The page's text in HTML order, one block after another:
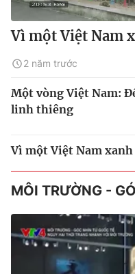
Vì một Việt Nam
2 năm trước
Một vòng Việt Nam:
linh thiêng
Vì một Việt Nam xanh
MÔI TRƯỜNG -